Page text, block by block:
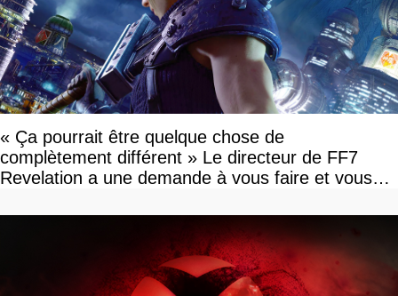
« Ça pourrait être quelque chose de
complètement différent » Le directeur de FF7
Revelation a une demande à vous faire et vous